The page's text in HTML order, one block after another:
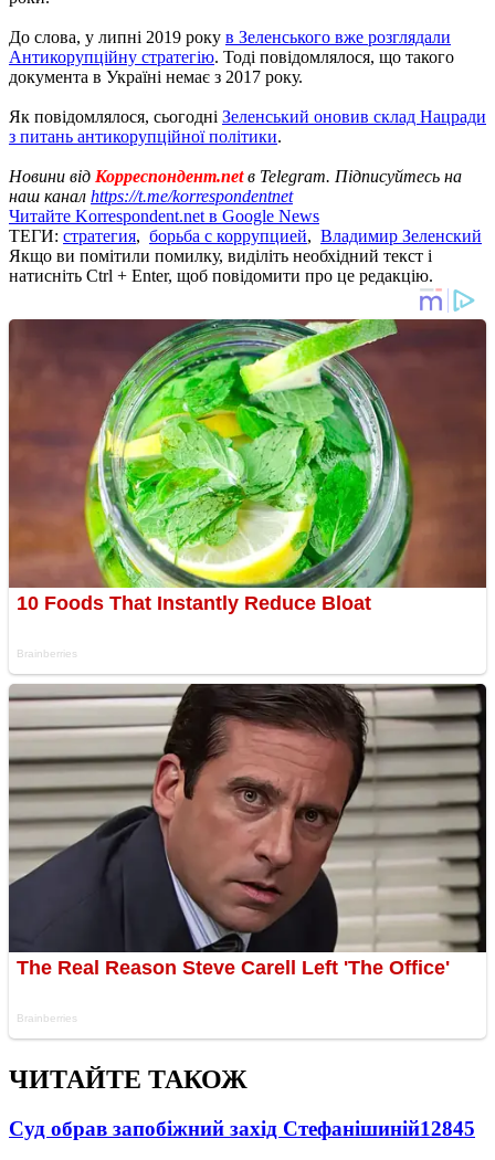
До слова, у липні 2019 року в Зеленського вже розглядали
Антикорупційну стратегію. Тоді повідомлялося, що такого
документа в Україні немає з 2017 року.
Як повідомлялося, сьогодні Зеленський оновив склад Нацради
з питань антикорупційної політики.
Новини від Корреспондент.netв Telegram. Підписуйтесь на
наш канал https://t.me/korrespondentnet
Читайте Korrespondent.net в Google News
ТЕГИ: стратегия, борьба с коррупцией, Владимир Зеленский
Якщо ви помітили помилку, виділіть необхідний текст і
натисніть Ctrl + Enter, щоб повідомити про це редакцію.
ЧИТАЙТЕ ТАКОЖ
Суд обрав запобіжний захід Стефанішиній12845